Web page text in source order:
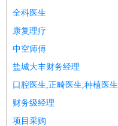
全科医生
康复理疗
中空师傅
盐城大丰财务经理
口腔医生,正畸医生,种植医生
财务级经理
项目采购